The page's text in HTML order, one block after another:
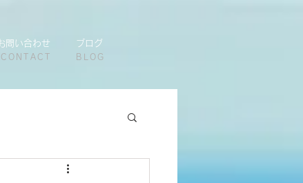
問い合わせ ブログ
CONTACT BLOG